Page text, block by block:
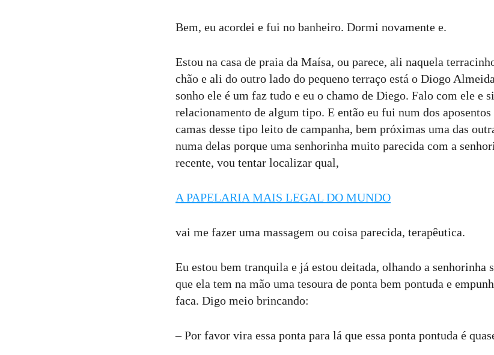
Bem, eu acordei e fui no banheiro. Dormi novamente e.
Estou na casa de praia da Maísa, ou parece, ali naquela
chão e ali do outro lado do pequeno terraço está o Diogo
sonho ele é um faz tudo e eu o chamo de Diego. Falo com ele e
relacionamento de algum tipo. E então eu fui num dos aposentos
camas desse tipo leito de campanha, bem próximas uma das
numa delas porque uma senhorinha muito parecida com a
recente, vou tentar localizar qual,
A PAPELARIA MAIS LEGAL DO MUNDO
vai me fazer uma massagem ou coisa parecida, terapêutica.
Eu estou bem tranquila e já estou deitada, olhando a senhorinha
que ela tem na mão uma tesoura de ponta bem pontuda e
faca. Digo meio brincando:
– Por favor vira essa ponta para lá que essa ponta pontuda é